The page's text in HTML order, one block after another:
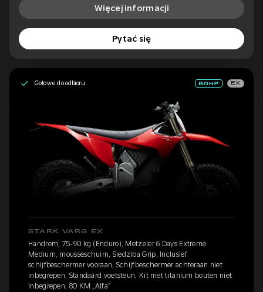
Więcej informacji
Pytać się
Gotowe do odbioru EX
STARK VARG EX
Handrem, 75-90 kg (Enduro), Metzeler 6 Days Extreme
Medium, mousseschuim, Siedziba Grip, Inclusief
schijfbeschermer vooraan, Schijfbeschermer achteraan niet
inbegrepen, Standaard voetsteun, Kit met titanium bouten niet
inbegrepen, 80 KM „Alfa”